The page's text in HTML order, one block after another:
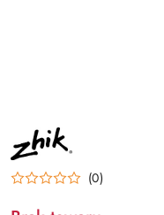
NAZWA
PRODUCENTA:
ZHIK
(0)